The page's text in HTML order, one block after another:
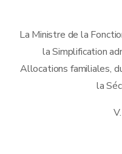
La Ministre de la
la Simplification
Allocations familiales,
la